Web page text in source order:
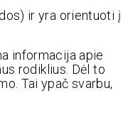
ir yra orientuoti į
informacija apie
rodiklius. Dėl to
Tai ypač svarbu,